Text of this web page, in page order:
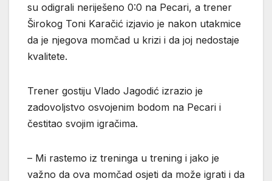
su odigrali neriješeno 0:0 na Pecari, a trener
Širokog Toni Karačić izjavio je nakon utakmice
da je njegova momčad u krizi i da joj nedostaje
kvalitete.
Trener gostiju Vlado Jagodić izrazio je
zadovoljstvo osvojenim bodom na Pecari i
čestitao svojim igračima.
– Mi rastemo iz treninga u trening i jako je
važno da ova momčad osjeti da može igrati i da